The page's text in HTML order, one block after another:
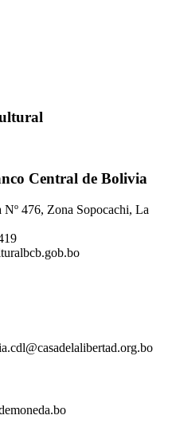
Central de Bolivia
476, Zona Sopocachi, La